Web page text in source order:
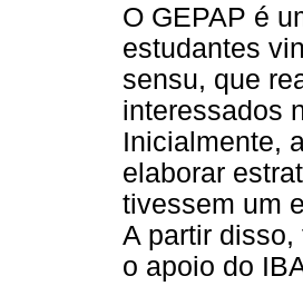
O GEPAP é
estudantes
sensu, que
interessados
Inicialmente,
elaborar
tivessem um
A partir
o apoio do